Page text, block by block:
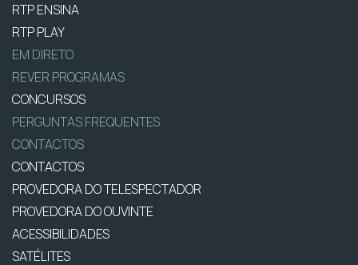
RTP ENSINA
RTP PLAY
EM DIRETO
REVER PROGRAMAS
CONCURSOS
PERGUNTAS FREQUENTES
CONTACTOS
CONTACTOS
PROVEDORA DO TELESPECTADOR
PROVEDORA DO OUVINTE
ACESSIBILIDADES
SATÉLITES